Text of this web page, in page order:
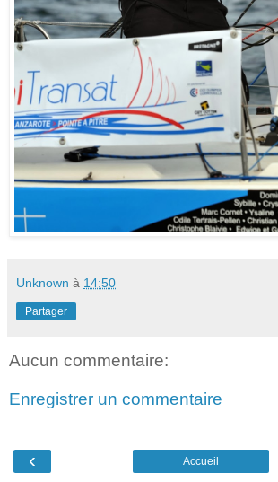
Unknown à 14:50
Partager
Aucun commentaire:
Enregistrer un commentaire
‹ Accueil